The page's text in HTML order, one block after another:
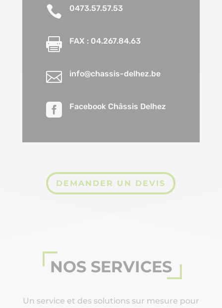
 0473.57.57.53
 FAX : 04.267.84.63
 info@chassis-delhez.be
 Facebook Châssis Delhez
DEMANDER UN DEVIS
NOS SERVICES
Un service et des solutions sur mesure pour